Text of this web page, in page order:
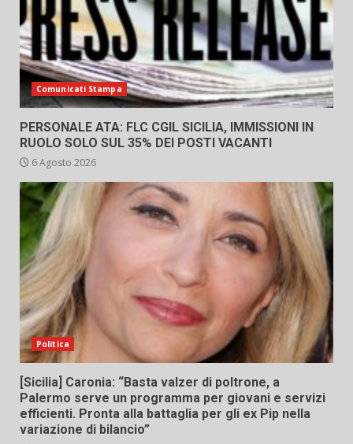
Comunicati Stampa
PERSONALE ATA: FLC CGIL SICILIA, IMMISSIONI IN
RUOLO SOLO SUL 35% DEI POSTI VACANTI
6 Agosto 2026
Politica
[Sicilia] Caronia: “Basta valzer di poltrone, a
Palermo serve un programma per giovani e servizi
efficienti. Pronta alla battaglia per gli ex Pip nella
variazione di bilancio”